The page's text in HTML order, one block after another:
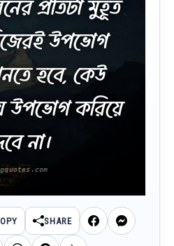
প্রতিটা মুহূর্ত
উপভোগ
হবে, কেউ
উপভোগ করিয়ে
না।
SHARE